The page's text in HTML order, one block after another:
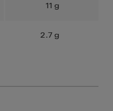
11 g
2.7 g